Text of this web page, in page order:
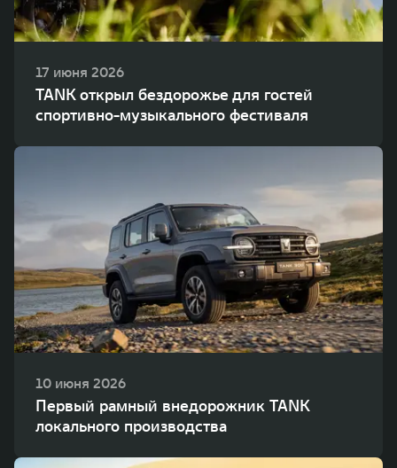
17 июня 2026
TANK открыл бездорожье для гостей
спортивно-музыкального фестиваля
10 июня 2026
Первый рамный внедорожник TANK
локального производства